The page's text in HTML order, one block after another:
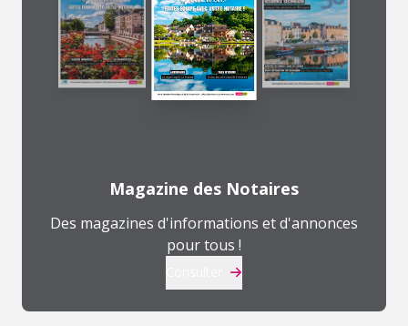
Magazine des Notaires
Des magazines d'informations et d'annonces
pour tous !